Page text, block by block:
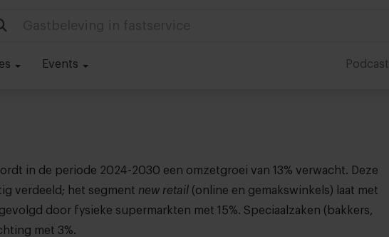
Gastbeleving in fastservice
Events Podcast
in de periode 2024-2030 een omzetgroei van 13% verwacht. Deze
verdeeld; het segment new retail (online en gemakswinkels) laat met
door fysieke supermarkten met 15%. Speciaalzaken (bakkers,
met 3%.